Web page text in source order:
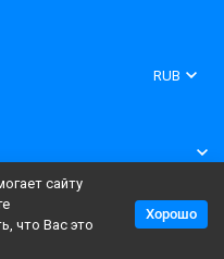
RUB
сайту
что Вас это
Хорошо